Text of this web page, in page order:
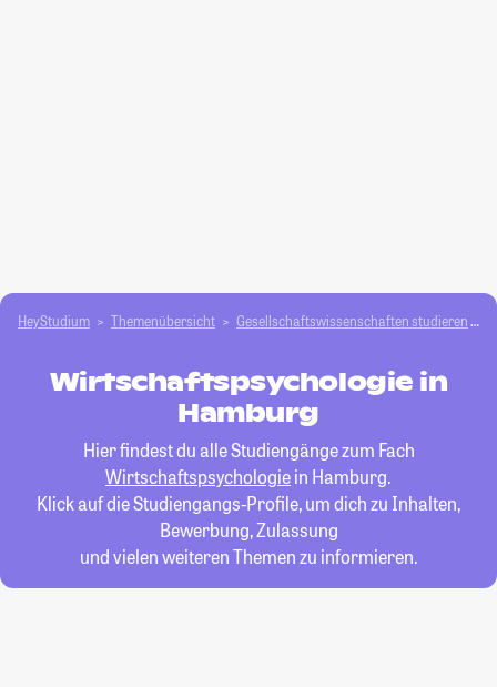
HeyStudium Themenübersicht Gesellschafts­­wissenschaften studieren
Wirtschaftspsychologie in
Hamburg
Hier findest du alle Studiengänge zum Fach
Wirtschaftspsychologiein Hamburg.
Klick auf die Studiengangs-Profile, um dich zu Inhalten,
Bewerbung, Zulassung
und vielen weiteren Themen zu informieren.